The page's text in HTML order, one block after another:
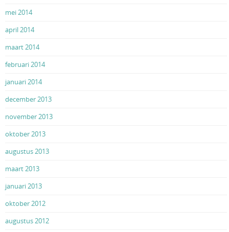
mei 2014
april 2014
maart 2014
februari 2014
januari 2014
december 2013
november 2013
oktober 2013
augustus 2013
maart 2013
januari 2013
oktober 2012
augustus 2012